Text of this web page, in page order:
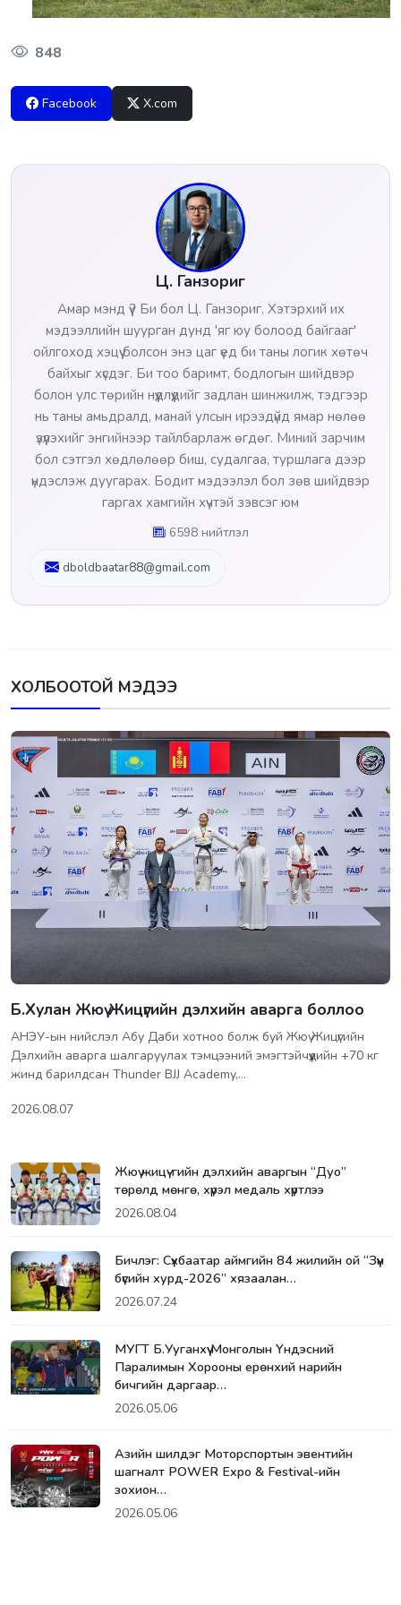
848
Facebook X.com
Ц. Ганзориг
Амар мэнд үү? Би бол Ц. Ганзориг. Хэтэрхий их
мэдээллийн шуурган дунд 'яг юу болоод байгааг'
ойлгоход хэцүү болсон энэ цаг үед би таны логик хөтөч
байхыг хүсдэг. Би тоо баримт, бодлогын шийдвэр
болон улс төрийн нүүдлүүдийг задлан шинжилж, тэдгээр
нь таны амьдралд, манай улсын ирээдүйд ямар нөлөө
үзүүлэхийг энгийнээр тайлбарлаж өгдөг. Миний зарчим
бол сэтгэл хөдлөлөөр биш, судалгаа, туршлага дээр
үндэслэж дуугарах. Бодит мэдээлэл бол зөв шийдвэр
гаргах хамгийн хүчтэй зэвсэг юм
6598 нийтлэл
dboldbaatar88@gmail.com
ХОЛБООТОЙ МЭДЭЭ
Б.Хулан Жюү Жицүгийн дэлхийн аварга боллоо
АНЭУ-ын нийслэл Абу Даби хотноо болж буй Жюү Жицүгийн
Дэлхийн аварга шалгаруулах тэмцээний эмэгтэйчүүдийн +70 кг
жинд барилдсан Thunder BJJ Academy,…
2026.08.07
Жюү жицү-гийн дэлхийн аваргын “Дуо”
төрөлд мөнгө, хүрэл медаль хүртлээ
2026.08.04
Бичлэг: Сүхбаатар аймгийн 84 жилийн ой “Зүүн
бүсийн хурд-2026” хязаалан…
2026.07.24
МУГТ Б.Ууганхүү Монголын Үндэсний
Паралимын Хорооны ерөнхий нарийн
бичгийн даргаар…
2026.05.06
Азийн шилдэг Моторспортын эвентийн
шагналт POWER Expo & Festival-ийн
зохион…
2026.05.06